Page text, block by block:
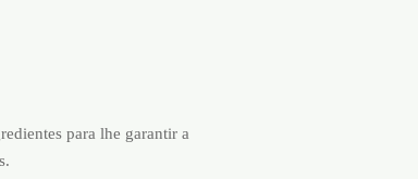
para lhe garantir a